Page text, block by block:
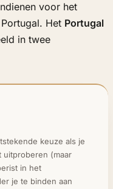
voor het
Het Portugal
in twee
keuze als je
uitproberen (maar
in het
je te binden aan